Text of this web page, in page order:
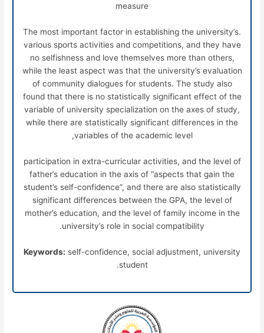
measure
.The most important factor in establishing the university’s
various sports activities and competitions, and they have
no selfishness and love themselves more than others,
while the least aspect was that the university’s evaluation
of community dialogues for students. The study also
found that there is no statistically significant effect of the
variable of university specialization on the axes of study,
while there are statistically significant differences in the
variables of the academic level,
participation in extra-curricular activities, and the level of
father’s education in the axis of “aspects that gain the
student’s self-confidence”, and there are also statistically
significant differences between the GPA, the level of
mother’s education, and the level of family income in the
university’s role in social compatibility.
Keywords: self-confidence, social adjustment, university
student.